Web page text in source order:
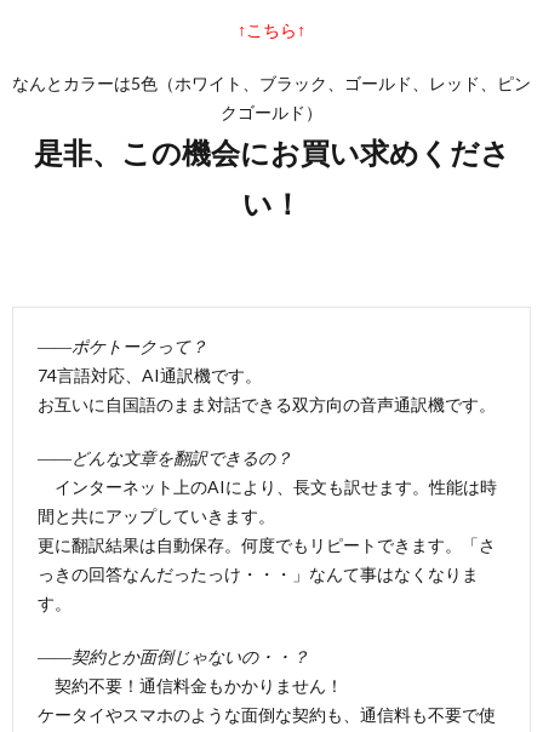
↑こちら↑
なんとカラーは5色（ホワイト、ブラック、ゴールド、レッド、ピン
クゴールド）
是非、この機会にお買い求めくださ
い！
――ポケトークって？
74言語対応、AI通訳機です。
お互いに自国語のまま対話できる双方向の音声通訳機です。
――どんな文章を翻訳できるの？
インターネット上のAIにより、長文も訳せます。性能は時
間と共にアップしていきます。
更に翻訳結果は自動保存。何度でもリピートできます。「さ
っきの回答なんだったっけ・・・」なんて事はなくなりま
す。
――契約とか面倒じゃないの・・？
契約不要！通信料金もかかりません！
ケータイやスマホのような面倒な契約も、通信料も不要で使